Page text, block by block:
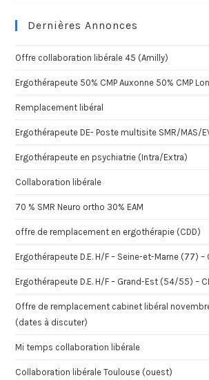
Dernières Annonces
Offre collaboration libérale 45 (Amilly)
Ergothérapeute 50% CMP Auxonne 50% CMP
Remplacement libéral
Ergothérapeute DE- Poste multisite SMR/MAS/
Ergothérapeute en psychiatrie (Intra/Extra)
Collaboration libérale
70 % SMR Neuro ortho 30% EAM
offre de remplacement en ergothérapie (CDD)
Ergothérapeute D.E. H/F – Seine-et-Marne (77) –
Ergothérapeute D.E. H/F – Grand-Est (54/55) –
Offre de remplacement cabinet libéral
(dates à discuter)
Mi temps collaboration libérale
Collaboration libérale Toulouse (ouest)